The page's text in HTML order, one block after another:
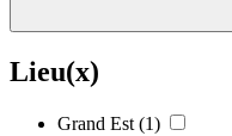
Lieu(x)
Grand Est (1)